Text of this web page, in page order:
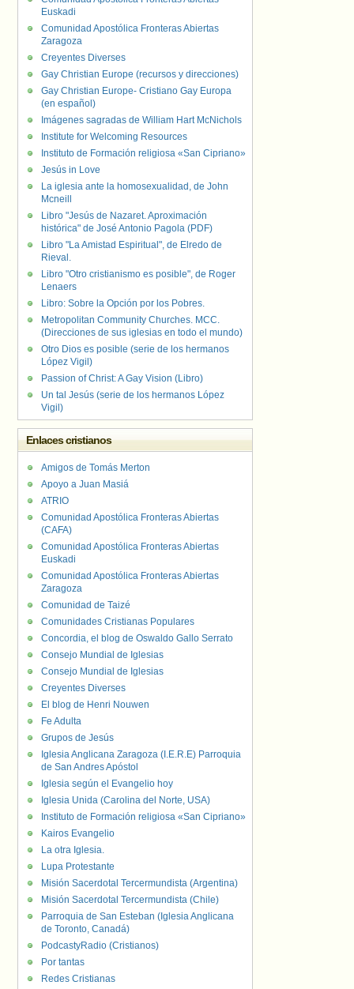
Euskadi
Comunidad Apostólica Fronteras Abiertas
Zaragoza
Creyentes Diverses
Gay Christian Europe (recursos y direcciones)
Gay Christian Europe- Cristiano Gay Europa
(en español)
Imágenes sagradas de William Hart McNichols
Institute for Welcoming Resources
Instituto de Formación religiosa «San Cipriano»
Jesús in Love
La iglesia ante la homosexualidad, de John
Mcneill
Libro "Jesús de Nazaret. Aproximación
histórica" de José Antonio Pagola (PDF)
Libro "La Amistad Espiritual", de Elredo de
Rieval.
Libro "Otro cristianismo es posible", de Roger
Lenaers
Libro: Sobre la Opción por los Pobres.
Metropolitan Community Churches. MCC.
(Direcciones de sus iglesias en todo el mundo)
Otro Dios es posible (serie de los hermanos
López Vigil)
Passion of Christ: A Gay Vision (Libro)
Un tal Jesús (serie de los hermanos López
Vigil)
Enlaces cristianos
Amigos de Tomás Merton
Apoyo a Juan Masiá
ATRIO
Comunidad Apostólica Fronteras Abiertas
(CAFA)
Comunidad Apostólica Fronteras Abiertas
Euskadi
Comunidad Apostólica Fronteras Abiertas
Zaragoza
Comunidad de Taizé
Comunidades Cristianas Populares
Concordia, el blog de Oswaldo Gallo Serrato
Consejo Mundial de Iglesias
Consejo Mundial de Iglesias
Creyentes Diverses
El blog de Henri Nouwen
Fe Adulta
Grupos de Jesús
Iglesia Anglicana Zaragoza (I.E.R.E) Parroquia
de San Andres Apóstol
Iglesia según el Evangelio hoy
Iglesia Unida (Carolina del Norte, USA)
Instituto de Formación religiosa «San Cipriano»
Kairos Evangelio
La otra Iglesia.
Lupa Protestante
Misión Sacerdotal Tercermundista (Argentina)
Misión Sacerdotal Tercermundista (Chile)
Parroquia de San Esteban (Iglesia Anglicana
de Toronto, Canadá)
PodcastyRadio (Cristianos)
Por tantas
Redes Cristianas